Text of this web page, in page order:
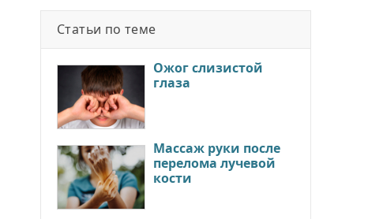
Статьи по теме
Ожог слизистой
глаза
Массаж руки после
перелома лучевой
кости